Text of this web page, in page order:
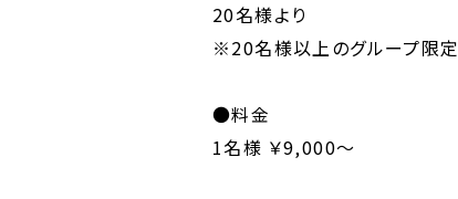
20名様より
※20名様以上のグループ限定
●料金
1名様 ￥9,000～